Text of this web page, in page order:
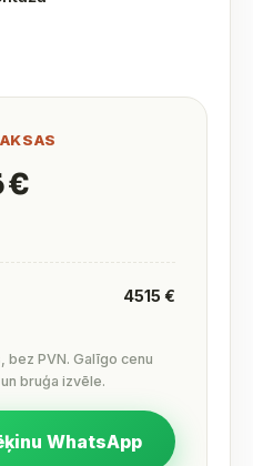
€
4515 €
PVN. Galīgo cenu
bruģa izvēle.
WhatsApp